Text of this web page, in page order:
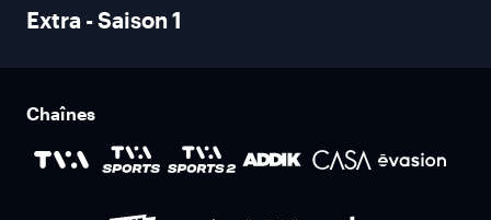
Extra - Saison 1
Chaînes